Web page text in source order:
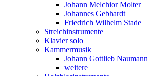
Johann Melchior Molter
Johannes Gebhardt
Friedrich Wilhelm Stade
Streichinstrumente
Klavier solo
Kammermusik
Johann Gottlieb Naumann
weitere